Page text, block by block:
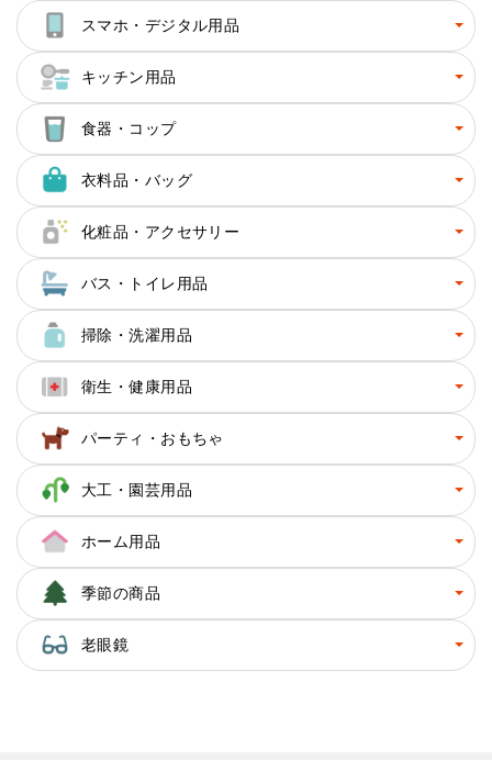
スマホ・デジタル用品
キッチン用品
食器・コップ
衣料品・バッグ
化粧品・アクセサリー
バス・トイレ用品
掃除・洗濯用品
衛生・健康用品
パーティ・おもちゃ
大工・園芸用品
ホーム用品
季節の商品
老眼鏡